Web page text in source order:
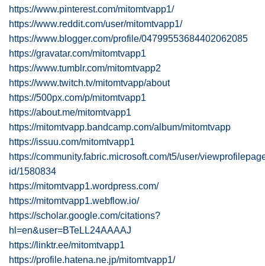
https://www.pinterest.com/mitomtvapp1/
https://www.reddit.com/user/mitomtvapp1/
https://www.blogger.com/profile/04799553684402062085
https://gravatar.com/mitomtvapp1
https://www.tumblr.com/mitomtvapp2
https://www.twitch.tv/mitomtvapp/about
https://500px.com/p/mitomtvapp1
https://about.me/mitomtvapp1
https://mitomtvapp.bandcamp.com/album/mitomtvapp
https://issuu.com/mitomtvapp1
https://community.fabric.microsoft.com/t5/user/
id/1580834
https://mitomtvapp1.wordpress.com/
https://mitomtvapp1.webflow.io/
https://scholar.google.com/citations?
hl=en&user=BTeLL24AAAAJ
https://linktr.ee/mitomtvapp1
https://profile.hatena.ne.jp/mitomtvapp1/